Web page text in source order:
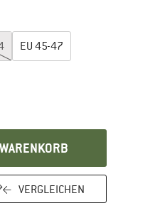
EU 45-47
in einer Infobox und beinhaltet
VERGLEICHEN